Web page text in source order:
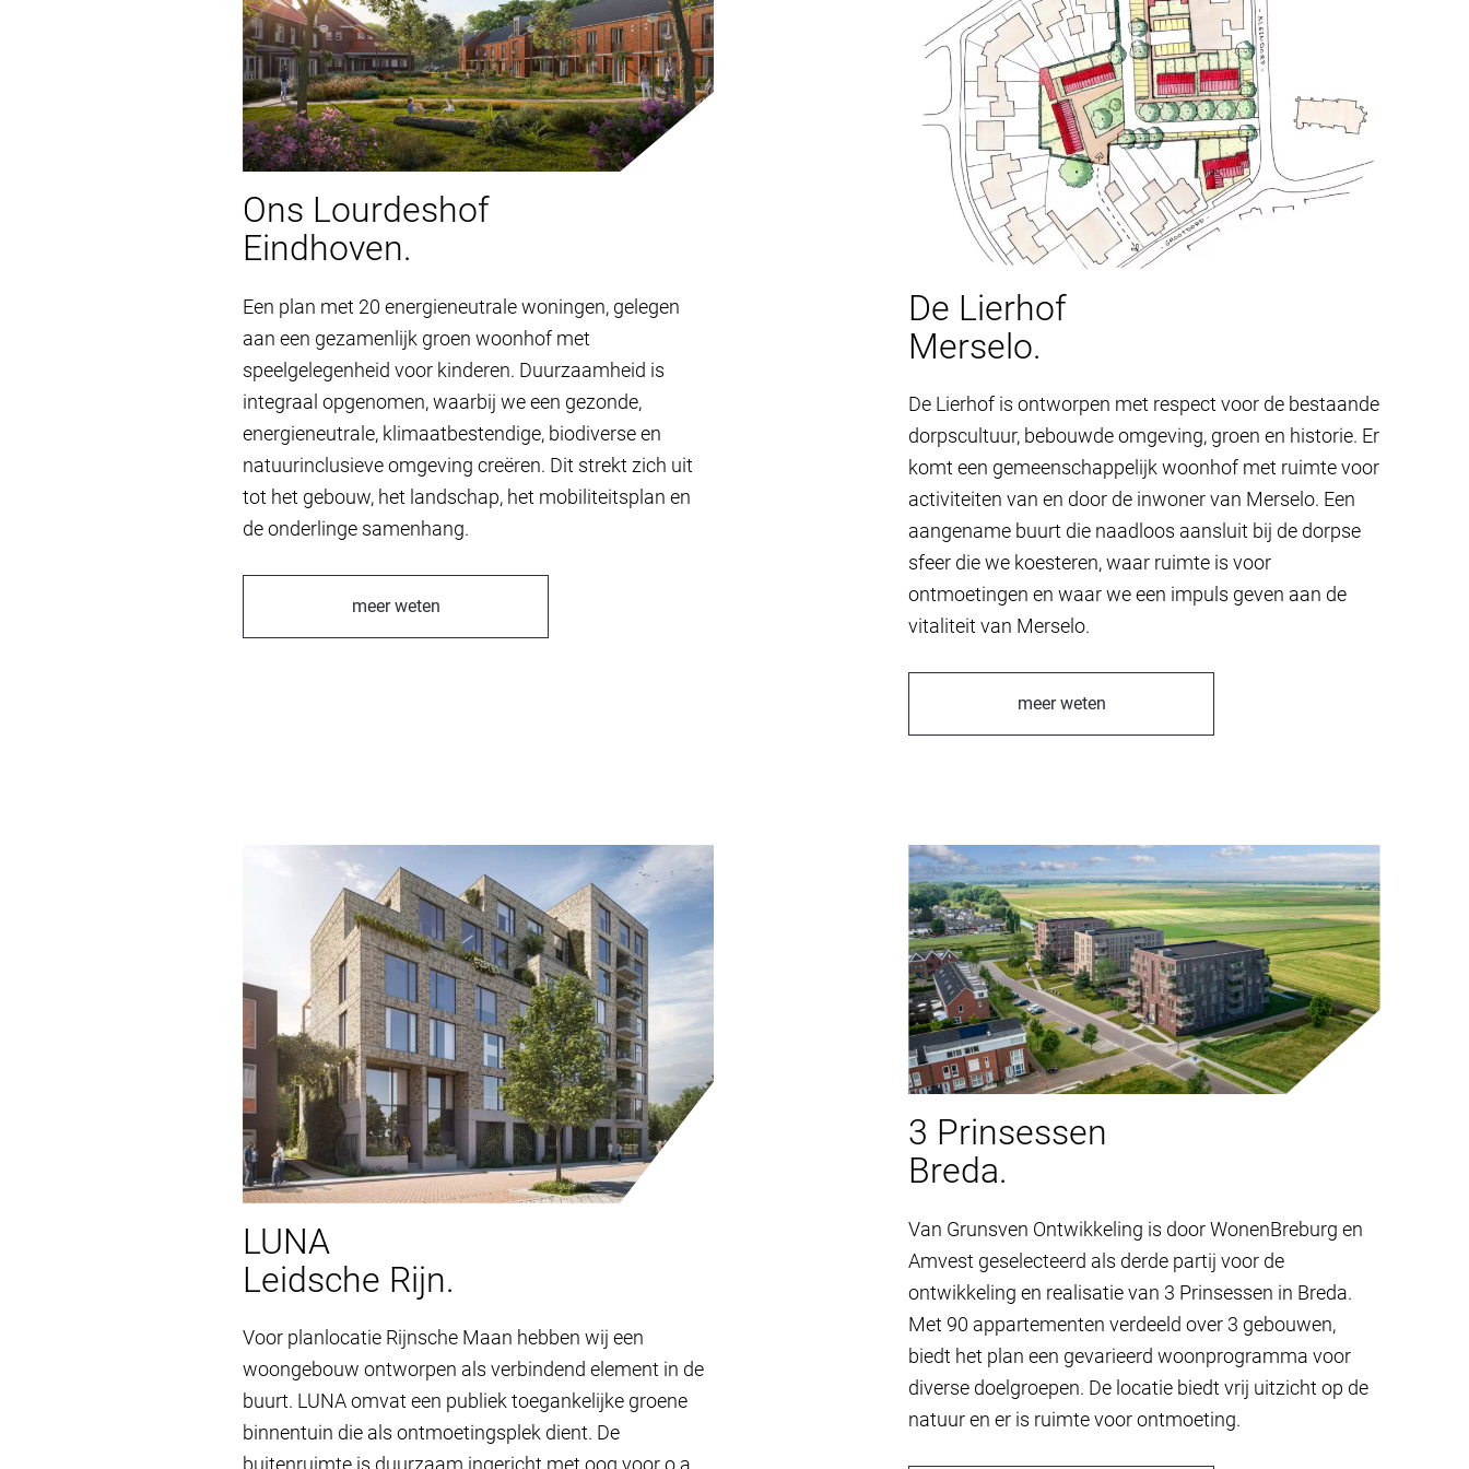
Ons Lourdeshof
Eindhoven.
Een plan met 20 energieneutrale woningen, gelegen
aan een gezamenlijk groen woonhof met
speelgelegenheid voor kinderen. Duurzaamheid is
integraal opgenomen, waarbij we een gezonde,
energieneutrale, klimaatbestendige, biodiverse en
natuurinclusieve omgeving creëren. Dit strekt zich uit
tot het gebouw, het landschap, het mobiliteitsplan en
de onderlinge samenhang.
meer weten
De Lierhof
Merselo.
De Lierhof is ontworpen met respect voor de bestaande
dorpscultuur, bebouwde omgeving, groen en historie. Er
komt een gemeenschappelijk woonhof met ruimte voor
activiteiten van en door de inwoner van Merselo. Een
aangename buurt die naadloos aansluit bij de dorpse
sfeer die we koesteren, waar ruimte is voor
ontmoetingen en waar we een impuls geven aan de
vitaliteit van Merselo.
meer weten
LUNA
Leidsche Rijn.
Voor planlocatie Rijnsche Maan hebben wij een
woongebouw ontworpen als verbindend element in de
buurt. LUNA omvat een publiek toegankelijke groene
binnentuin die als ontmoetingsplek dient. De
buitenruimte is duurzaam ingericht met oog voor o.a.
3 Prinsessen
Breda.
Van Grunsven Ontwikkeling is door WonenBreburg en
Amvest geselecteerd als derde partij voor de
ontwikkeling en realisatie van 3 Prinsessen in Breda.
Met 90 appartementen verdeeld over 3 gebouwen,
biedt het plan een gevarieerd woonprogramma voor
diverse doelgroepen. De locatie biedt vrij uitzicht op de
natuur en er is ruimte voor ontmoeting.